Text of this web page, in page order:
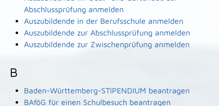
Abschlussprüfung anmelden
Auszubildende in der Berufsschule anmelden
Auszubildende zur Abschlussprüfung anmelden
Auszubildende zur Zwischenprüfung anmelden
B
Baden-Württemberg-STIPENDIUM beantragen
BAföG für einen Schulbesuch beantragen